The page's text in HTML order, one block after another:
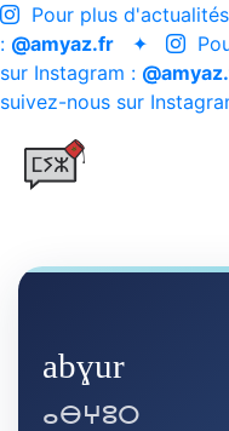
Pour plus
: @amyaz.fr ✦
sur Instagram :
suivez-nous sur
abɣur
ⴰⴱⵖⵓⵔ